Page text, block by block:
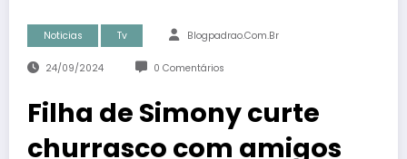
Noticias Tv Blogpadrao.com.br
24/09/2024 0 Comentários
Filha de Simony curte
churrasco com amigos